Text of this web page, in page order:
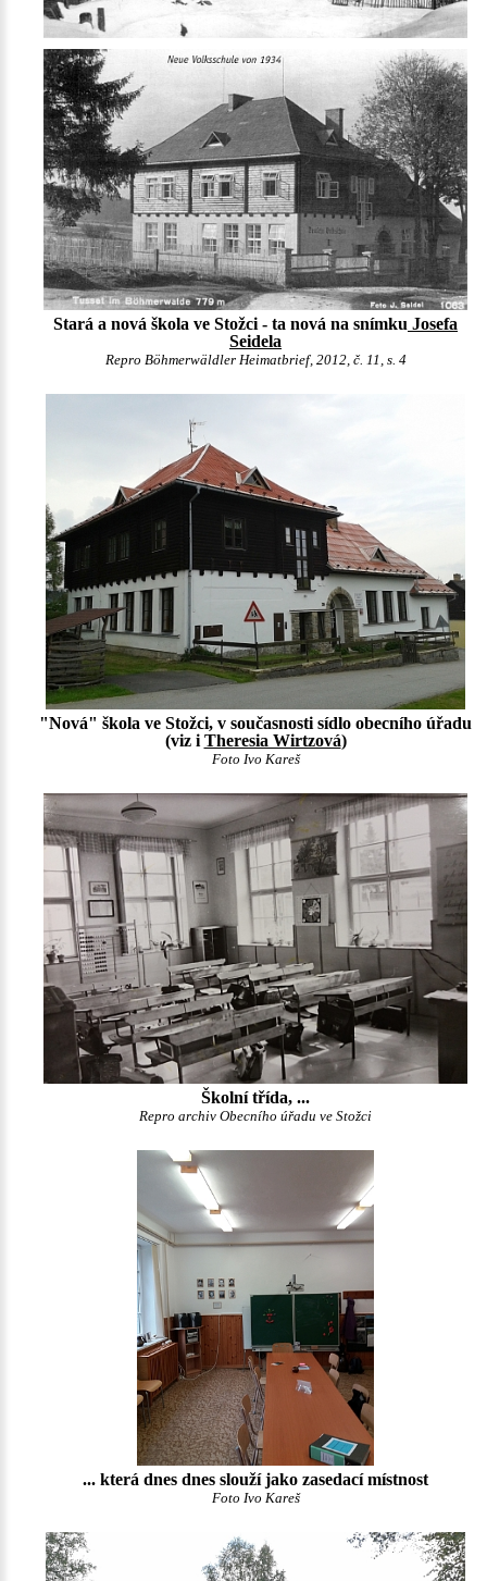
Stará a nová škola ve Stožci - ta nová na snímku Josefa
Seidela
Repro Böhmerwäldler Heimatbrief, 2012, č. 11, s. 4
"Nová" škola ve Stožci, v současnosti sídlo obecního úřadu
(viz i Theresia Wirtzová)
Foto Ivo Kareš
Školní třída, ...
Repro archiv Obecního úřadu ve Stožci
... která dnes dnes slouží jako zasedací místnost
Foto Ivo Kareš